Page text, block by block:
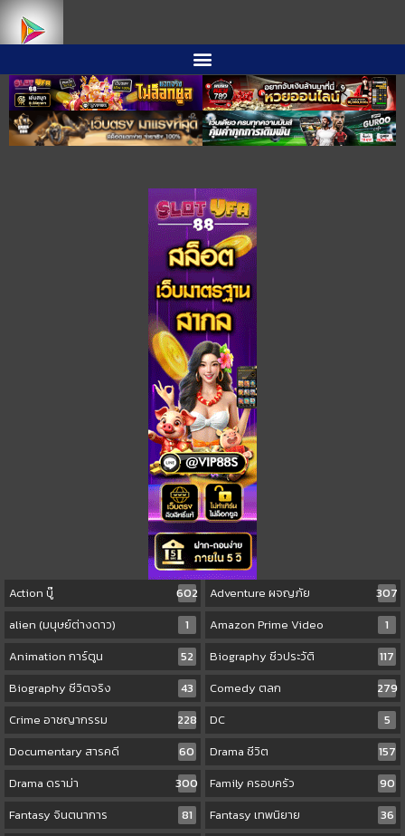
Action บู๊ 602 Adventure ผจญภัย
307
alien (มนุษย์ต่างดาว)
1 Amazon Prime Video
1
Animation การ์ตูน
52 Biography ชีวประวัติ
117
Biography ชีวิตจริง
43 Comedy ตลก
279
Crime อาชญากรรม
228 DC
5
Documentary สารคดี
60 Drama ชีวิต
157
Drama ดราม่า
300 Family ครอบครัว
90
Fantasy จินตนาการ
81 Fantasy เทพนิยาย
36